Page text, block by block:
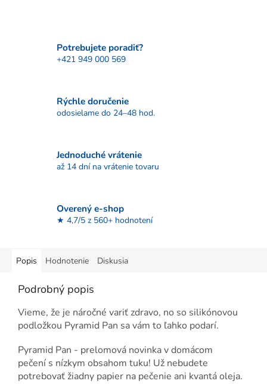
Potrebujete poradiť?
+421 949 000 569
Rýchle doručenie
odosielame do 24–48 hod.
Jednoduché vrátenie
až 14 dní na vrátenie tovaru
Overený e-shop
★ 4,7/5 z 560+ hodnotení
Popis Hodnotenie Diskusia
Podrobný popis
Vieme, že je náročné variť zdravo, no so silikónovou
podložkou Pyramid Pan sa vám to ľahko podarí.
Pyramid Pan - prelomová novinka v domácom
pečení s nízkym obsahom tuku! Už nebudete
potrebovať žiadny papier na pečenie ani kvantá oleja.